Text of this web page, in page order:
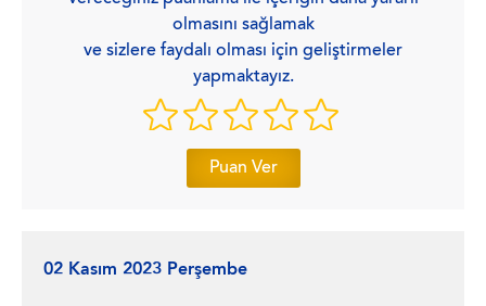
olmasını sağlamak
ve sizlere faydalı olması için geliştirmeler
yapmaktayız.
Puan Ver
02 Kasım 2023 Perşembe